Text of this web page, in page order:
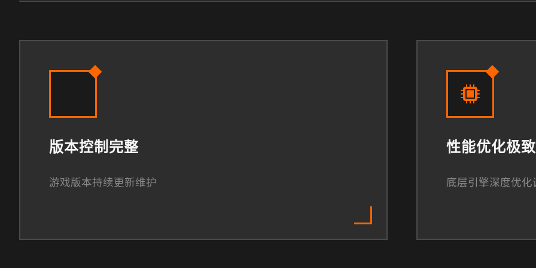
版本控制完整
游戏版本持续更新维护
性能优化极致
底层引擎深度优化